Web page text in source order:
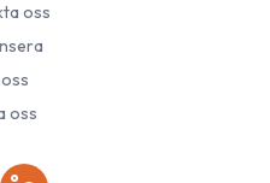
oss
oss